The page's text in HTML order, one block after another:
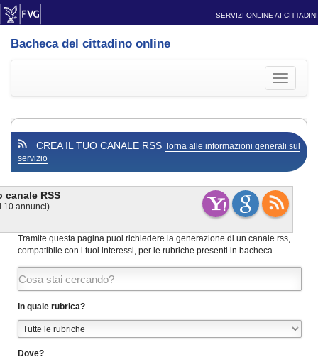
SERVIZI ONLINE AI CITTADINI
Bacheca del cittadino online
Toggle
CREA IL TUO CANALE RSS Torna alle informazioni generali sul
servizio
canale RSS
10 annunci)
Tramite questa pagina puoi richiedere la generazione di un canale rss,
compatibile con i tuoi interessi, per le rubriche presenti in bacheca.
In quale rubrica?
Dove?